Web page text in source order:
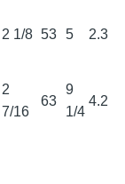
2 1/8 53 5 2.3
2
7/16
63
9
1/4
4.2